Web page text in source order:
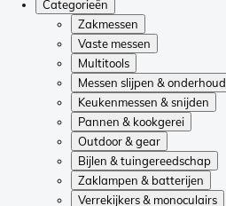
Categorieën
Zakmessen
Vaste messen
Multitools
Messen slijpen & onderhoud
Keukenmessen & snijden
Pannen & kookgerei
Outdoor & gear
Bijlen & tuingereedschap
Zaklampen & batterijen
Verrekijkers & monoculairs